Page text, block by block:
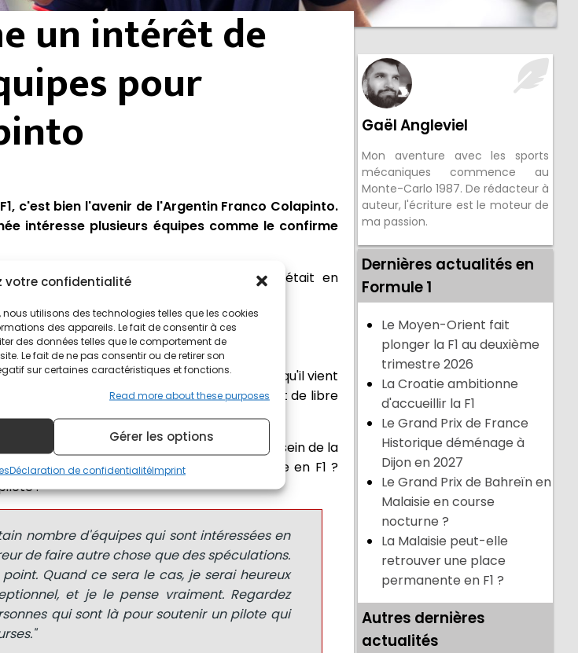
votre confidentialité
nous utilisons des technologies telles que les cookies
des appareils. Le fait de consentir à ces
des données telles que le comportement de
Le fait de ne pas consentir ou de retirer son
sur certaines caractéristiques et fonctions.
Read more about these purposes
Gérer les options
Déclaration de confidentialitéImprint
un intérêt de
pour
c'est bien l'avenir de l'Argentin Franco Colapinto.
intéresse plusieurs équipes comme le confirme
en F1, déclarant que Williams était en
mais il a déjà fait forte impression. Au point qu'il vient
qu'officiellement il ne reste qu'un baquet de libre
Albon et Carlos Sainz qui évolueront au sein de la
qui mérite très clairement une place en F1 ?
:
nombre d'équipes qui sont intéressées en
de faire autre chose que des spéculations.
Quand ce sera le cas, je serai heureux
et je le pense vraiment. Regardez
qui sont là pour soutenir un pilote qui
Gaël Angleviel
Mon aventure avec les sports
mécaniques commence au
Monte-Carlo 1987. De rédacteur à
auteur, l'écriture est le moteur de
ma passion.
Dernières actualités en
Formule 1
Le Moyen-Orient fait
plonger la F1 au deuxième
trimestre 2026
La Croatie ambitionne
d'accueillir la F1
Le Grand Prix de France
Historique déménage à
Dijon en 2027
Le Grand Prix de Bahreïn en
Malaisie en course
nocturne ?
La Malaisie peut-elle
retrouver une place
permanente en F1 ?
Autres dernières
actualités